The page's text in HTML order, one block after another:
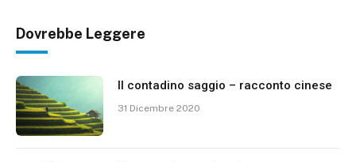
Dovrebbe Leggere
Il contadino saggio – racconto cinese
31 Dicembre 2020